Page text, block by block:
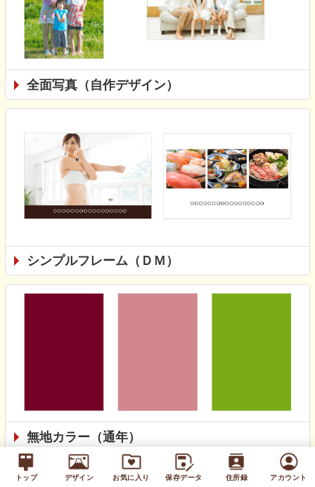
トップ デザイン お気に入り 保存データ 住所録 アカウント
全面写真（自作デザイン）
シンプルフレーム（ＤＭ）
無地カラー（通年）